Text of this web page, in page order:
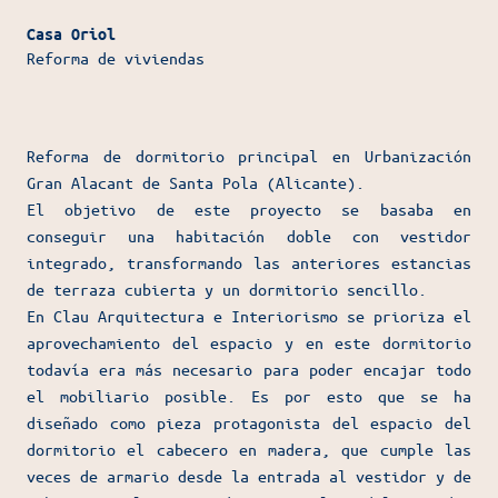
Casa Oriol
Reforma de viviendas
Reforma de dormitorio principal en Urbanización
Gran Alacant de Santa Pola (Alicante).
El objetivo de este proyecto se basaba en
conseguir una habitación doble con vestidor
integrado, transformando las anteriores estancias
de terraza cubierta y un dormitorio sencillo.
En Clau Arquitectura e Interiorismo se prioriza el
aprovechamiento del espacio y en este dormitorio
todavía era más necesario para poder encajar todo
el mobiliario posible. Es por esto que se ha
diseñado como pieza protagonista del espacio del
dormitorio el cabecero en madera, que cumple las
veces de armario desde la entrada al vestidor y de